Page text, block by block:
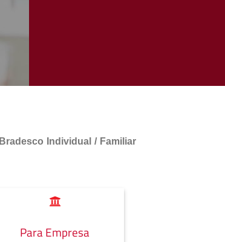
Bradesco Individual / Familiar
Para Empresa